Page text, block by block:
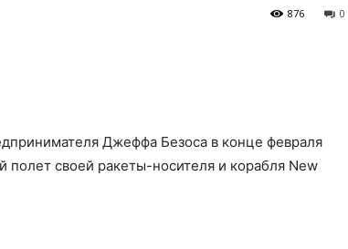
0
876
Джеффа Безоса в конце февраля
полет своей ракеты-носителя и корабля New